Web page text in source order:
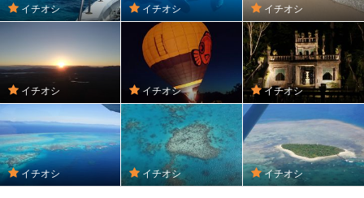
イチオシ イチオシ イチオシ
イチオシ イチオシ イチオシ
イチオシ イチオシ イチオシ